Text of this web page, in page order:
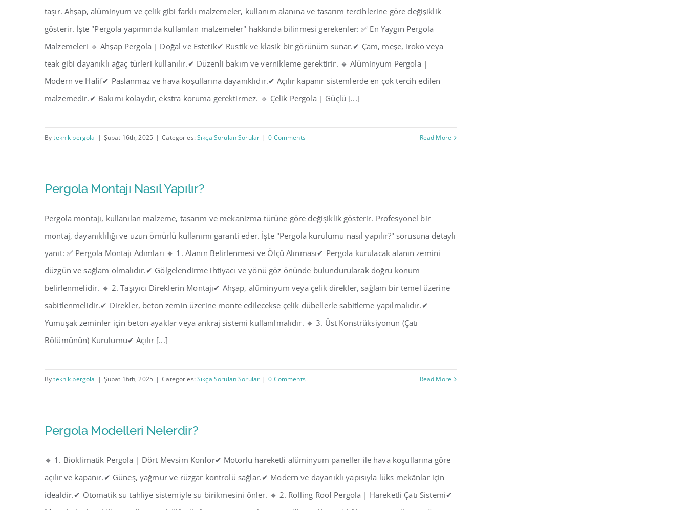
taşır. Ahşap, alüminyum ve çelik gibi farklı malzemeler, kullanım alanına ve tasarım tercihlerine göre değişiklik
gösterir. İşte "Pergola yapımında kullanılan malzemeler" hakkında bilinmesi gerekenler: ✅ En Yaygın Pergola
Malzemeleri 🔹 Ahşap Pergola | Doğal ve Estetik✔ Rustik ve klasik bir görünüm sunar.✔ Çam, meşe, iroko veya
teak gibi dayanıklı ağaç türleri kullanılır.✔ Düzenli bakım ve vernikleme gerektirir. 🔹 Alüminyum Pergola |
Modern ve Hafif✔ Paslanmaz ve hava koşullarına dayanıklıdır.✔ Açılır kapanır sistemlerde en çok tercih edilen
malzemedir.✔ Bakımı kolaydır, ekstra koruma gerektirmez. 🔹 Çelik Pergola | Güçlü [...]
Byteknik pergola | Şubat 16th, 2025 | Categories:Sıkça Sorulan Sorular | 0 Comments Read More
Pergola Montajı Nasıl Yapılır?
Pergola montajı, kullanılan malzeme, tasarım ve mekanizma türüne göre değişiklik gösterir. Profesyonel bir
montaj, dayanıklılığı ve uzun ömürlü kullanımı garanti eder. İşte "Pergola kurulumu nasıl yapılır?" sorusuna detaylı
yanıt: ✅ Pergola Montajı Adımları 🔹 1. Alanın Belirlenmesi ve Ölçü Alınması✔ Pergola kurulacak alanın zemini
düzgün ve sağlam olmalıdır.✔ Gölgelendirme ihtiyacı ve yönü göz önünde bulundurularak doğru konum
belirlenmelidir. 🔹 2. Taşıyıcı Direklerin Montajı✔ Ahşap, alüminyum veya çelik direkler, sağlam bir temel üzerine
sabitlenmelidir.✔ Direkler, beton zemin üzerine monte edilecekse çelik dübellerle sabitleme yapılmalıdır.✔
Yumuşak zeminler için beton ayaklar veya ankraj sistemi kullanılmalıdır. 🔹 3. Üst Konstrüksiyonun (Çatı
Bölümünün) Kurulumu✔ Açılır [...]
Byteknik pergola | Şubat 16th, 2025 | Categories:Sıkça Sorulan Sorular | 0 Comments Read More
Pergola Modelleri Nelerdir?
🔹 1. Bioklimatik Pergola | Dört Mevsim Konfor✔ Motorlu hareketli alüminyum paneller ile hava koşullarına göre
açılır ve kapanır.✔ Güneş, yağmur ve rüzgar kontrolü sağlar.✔ Modern ve dayanıklı yapısıyla lüks mekânlar için
idealdir.✔ Otomatik su tahliye sistemiyle su birikmesini önler. 🔹 2. Rolling Roof Pergola | Hareketli Çatı Sistemi✔